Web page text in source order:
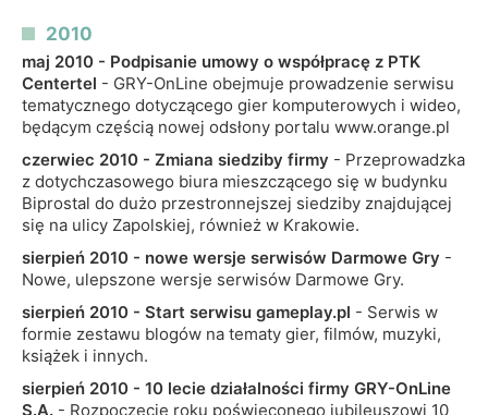
2010
maj 2010 - Podpisanie umowy o współpracę z PTK
Centertel - GRY-OnLine obejmuje prowadzenie serwisu
tematycznego dotyczącego gier komputerowych i wideo,
będącym częścią nowej odsłony portalu www.orange.pl
czerwiec 2010 - Zmiana siedziby firmy - Przeprowadzka
z dotychczasowego biura mieszczącego się w budynku
Biprostal do dużo przestronnejszej siedziby znajdującej
się na ulicy Zapolskiej, również w Krakowie.
sierpień 2010 - nowe wersje serwisów Darmowe Gry -
Nowe, ulepszone wersje serwisów Darmowe Gry.
sierpień 2010 - Start serwisu gameplay.pl - Serwis w
formie zestawu blogów na tematy gier, filmów, muzyki,
książek i innych.
sierpień 2010 - 10 lecie działalności firmy GRY-OnLine
S.A. - Rozpoczęcie roku poświęconego jubileuszowi 10